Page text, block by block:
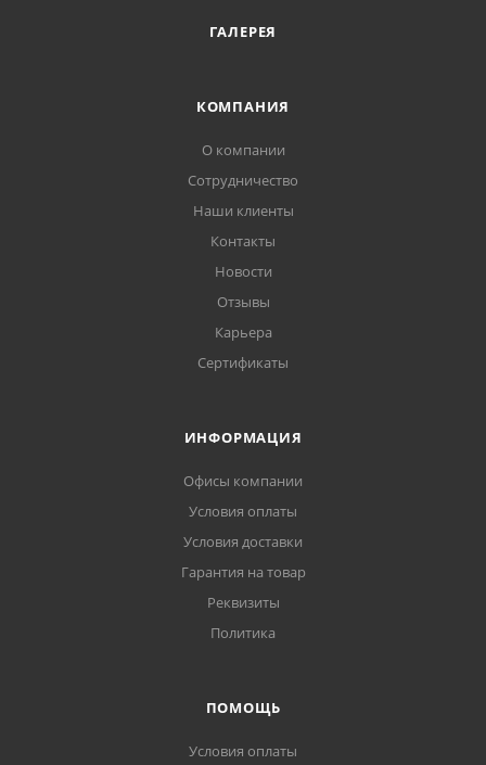
ГАЛЕРЕЯ
КОМПАНИЯ
О компании
Сотрудничество
Наши клиенты
Контакты
Новости
Отзывы
Карьера
Сертификаты
ИНФОРМАЦИЯ
Офисы компании
Условия оплаты
Условия доставки
Гарантия на товар
Реквизиты
Политика
ПОМОЩЬ
Условия оплаты